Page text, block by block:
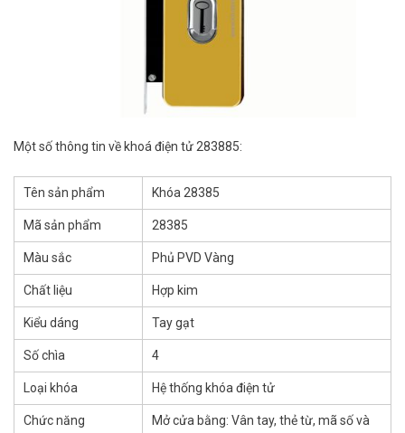
Một số thông tin về khoá điện tử 283885:
Tên sản phẩm Khóa 28385
Mã sản phẩm 28385
Màu sắc Phủ PVD Vàng
Chất liệu Hợp kim
Kiểu dáng Tay gạt
Số chìa 4
Loại khóa Hệ thống khóa điện tử
Chức năng
Mở cửa bằng: Vân tay, thẻ từ, mã số và